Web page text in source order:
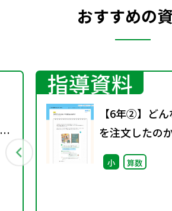
おすすめの
指導資料
【6年②】ど
を注文したの
小 算数